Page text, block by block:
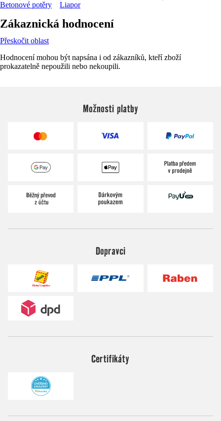
Betonové potěry
Liapor
Zákaznická hodnocení
Přeskočit oblast
Hodnocení mohou být napsána i od zákazníků, kteří zboží
prokazatelně nepoužili nebo nekoupili.
Možnosti platby
Dopravci
Certifikáty